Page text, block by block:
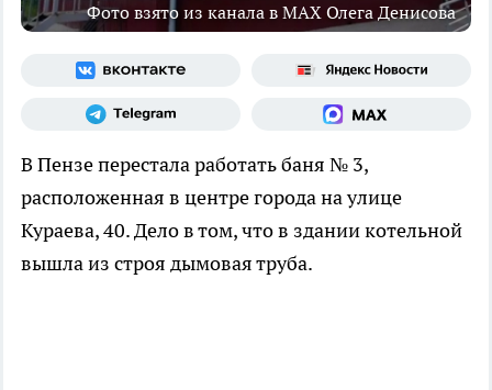
Фото взято из канала в MAX Олега Денисова
В Пензе перестала работать баня № 3,
расположенная в центре города на улице
Кураева, 40. Дело в том, что в здании котельной
вышла из строя дымовая труба.